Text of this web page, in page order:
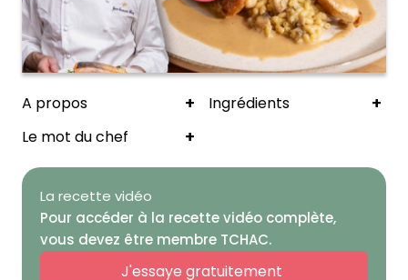
A propos + Ingrédients +
Le mot du chef +
La recette vidéo
Pour accéder à la recette vidéo complète,
vous devez être membre TCHAC.
J'essaye gratuitement